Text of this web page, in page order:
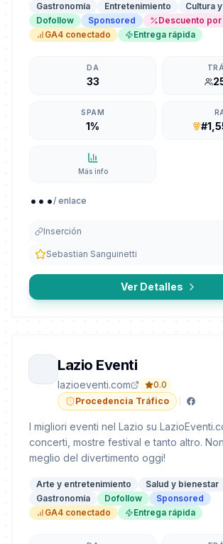
Gastronomía Entretenimiento
Cultura
Dofollow
Sponsored
Descuento
GA4 conectado
Entrega rápida
DA
33
SPAM
1%
Más info
.../ enlace
Inserción
Sebastian Sanguinetti
Ver Detalles
Lazio Eventi
lazioeventi.com
0.0
Procedencia Tráfico
I migliori eventi nel Lazio su
concerti, mostre festival e tanto altro.
meglio del divertimento oggi!
Arte y entretenimiento
Salud y bienestar
Gastronomía
Dofollow
Sponsored
GA4 conectado
Entrega rápida